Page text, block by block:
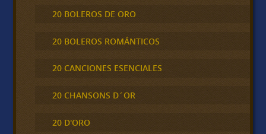
20 BOLEROS DE ORO
20 BOLEROS ROMÁNTICOS
20 CANCIONES ESENCIALES
20 CHANSONS D´OR
20 D'ORO